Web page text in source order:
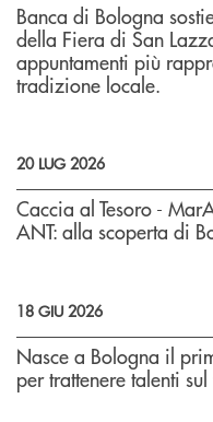
Banca di Bologna
della Fiera di San
appuntamenti più
tradizione locale.
20 LUG 2026
Caccia al Tesoro -
ANT: alla scoperta di
18 GIU 2026
Nasce a Bologna il
per trattenere talenti